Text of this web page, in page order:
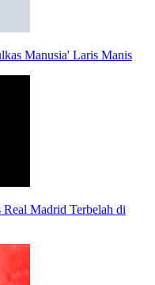
Manusia' Laris Manis
Madrid Terbelah di